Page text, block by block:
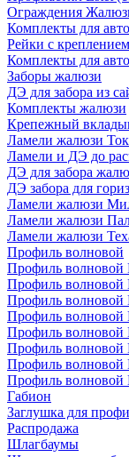
Ограждения
Комплекты для
Рейки с креплением
Комплекты для
Заборы жалюзи
ДЭ для забора из
Комплекты жалюзи
Крепежный
Ламели жалюзи
Ламели и ДЭ до
ДЭ для забора
ДЭ забора для
Ламели жалюзи
Ламели жалюзи
Ламели жалюзи
Профиль волновой
Профиль волновой
Профиль волновой
Профиль волновой
Профиль волновой
Профиль волновой
Профиль волновой
Профиль волновой
Профиль волновой
Габион
Заглушка для
Распродажа
Шлагбаумы